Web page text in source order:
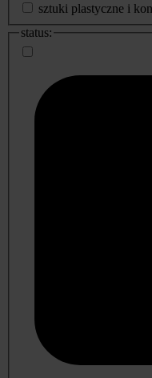
sztuki plastyczne i
status: